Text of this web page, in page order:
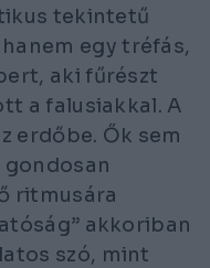
tekintetű
egy tréfás,
aki fűrészt
a falusiakkal. A
erdőbe. Ők sem
ritmusára
akkoriban
szó, mint